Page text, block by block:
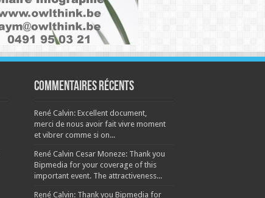
Commentaires récents
René Calvin: Excellent document,
merci de nous avoir fait vivre moment
et vibrer comme si on...
René Calvin Cesar Moneze: Thank you
Bipmedia for your coverage of this
important event. The attractiveness...
René Calvin: Thank you Bipmedia for